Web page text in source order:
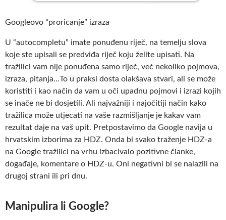
Googleovo “proricanje” izraza
U “autocompletu” imate ponuđenu riječ, na temelju slova
koje ste upisali se predviđa riječ koju želite upisati. Na
tražilici vam nije ponuđena samo riječ, već nekoliko pojmova,
izraza, pitanja…To u praksi dosta olakšava stvari, ali se može
koristiti i kao način da vam u oči upadnu pojmovi i izrazi kojih
se inače ne bi dosjetili. Ali najvažniji i najočitiji način kako
tražilica može utjecati na vaše razmišljanje je kakav vam
rezultat daje na vaš upit. Pretpostavimo da Google navija u
hrvatskim izborima za HDZ. Onda bi svako traženje HDZ-a
na Google tražilici na vrhu izbacivalo pozitivne članke,
događaje, komentare o HDZ-u. Oni negativni bi se nalazili na
drugoj strani ili pri dnu.
Manipulira li Google?